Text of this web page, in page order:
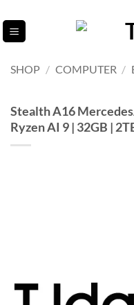
til
indhold
SHOP / COMPUTER /
Stealth A16
Ryzen AI 9 | 32GB |